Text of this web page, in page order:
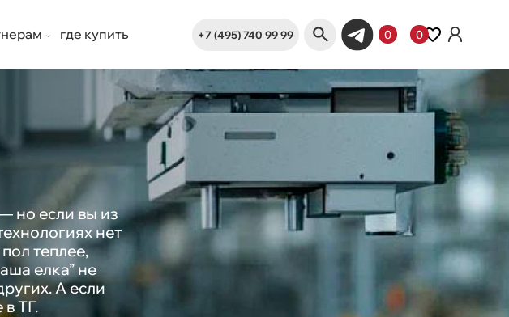
где купить +7 (495) 740 99 99 0 0
но если вы из
нет
теплее,
елка” не
А если
ТГ.